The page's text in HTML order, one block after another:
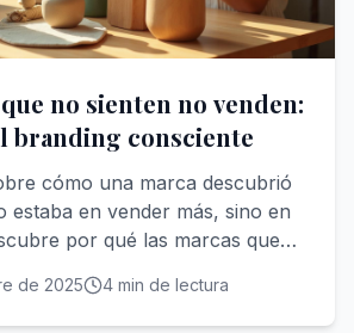
no sienten no venden:
branding consciente
cómo una marca descubrió
estaba en vender más, sino en
por qué las marcas que
mercados.
de 2025 4 min de lectura